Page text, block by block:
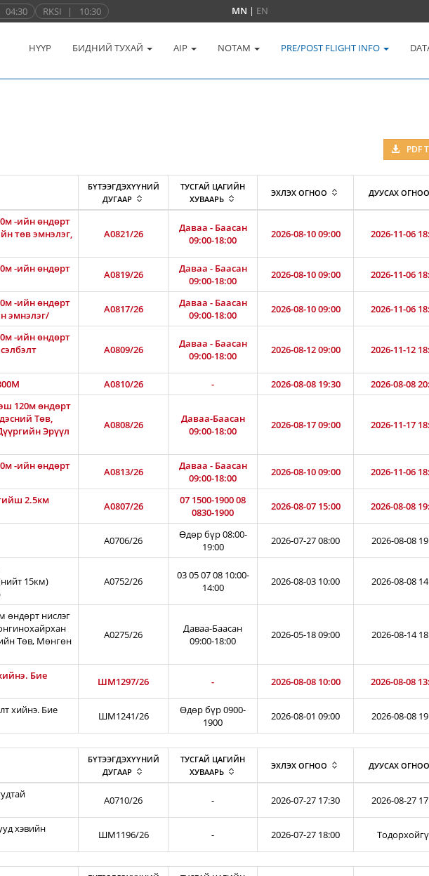
04:30 RKSI | 10:30 MN | EN
НҮҮР БИДНИЙ ТУХАЙ AIP NOTAM PRE/POST FLIGHT INFO
PDF
БҮТЭЭГДЭХҮҮНИЙ
ДУГААР
ТУСГАЙ ЦАГИЙН
ХУВААРЬ
ЭХЛЭХ ОГНОО ДУУСАХ ОГНОО
-ийн өндөрт
төв эмнэлэг,
A0821/26
Даваа - Баасан
09:00-18:00
2026-08-10 09:00 2026-11-06
-ийн өндөрт
A0819/26
Даваа - Баасан
09:00-18:00
2026-08-10 09:00 2026-11-06
-ийн өндөрт
эмнэлэг/
A0817/26
Даваа - Баасан
09:00-18:00
2026-08-10 09:00 2026-11-06
-ийн өндөрт
A0809/26
Даваа - Баасан
09:00-18:00
2026-08-12 09:00 2026-11-12
A0810/26 - 2026-08-08 19:30 2026-08-08
120м өндөрт
Төв,
Эрүүл
A0808/26
Даваа-Баасан
09:00-18:00
2026-08-17 09:00 2026-11-17
-ийн өндөрт
A0813/26
Даваа - Баасан
09:00-18:00
2026-08-10 09:00 2026-11-06
2.5км
A0807/26
07 1500-1900 08
0830-1900
2026-08-07 15:00 2026-08-08
A0706/26
Өдөр бүр 08:00-
19:00
2026-07-27 08:00 2026-08-08
15км)
A0752/26
03 05 07 08 10:00-
14:00
2026-08-03 10:00 2026-08-08
өндөрт нислэг
Төв, Мөнгөн
A0275/26
Даваа-Баасан
09:00-18:00
2026-05-18 09:00 2026-08-14
Бие
ШМ1297/26 - 2026-08-08 10:00 2026-08-08
хийнэ. Бие
ШМ1241/26
Өдөр бүр 0900-
1900
2026-08-01 09:00
2026-08-08
БҮТЭЭГДЭХҮҮНИЙ
ДУГААР
ТУСГАЙ ЦАГИЙН
ХУВААРЬ
ЭХЛЭХ ОГНОО ДУУСАХ ОГНОО
A0710/26 - 2026-07-27 17:30 2026-08-27
хэвийн
ШМ1196/26 - 2026-07-27 18:00